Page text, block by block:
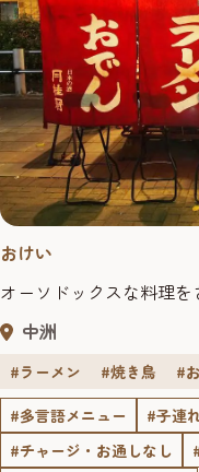
おけい
オーソドックスな料理
中洲
#ラーメン #焼き鳥
#
#多言語メニュー
#子連
#チャージ・お通しなし